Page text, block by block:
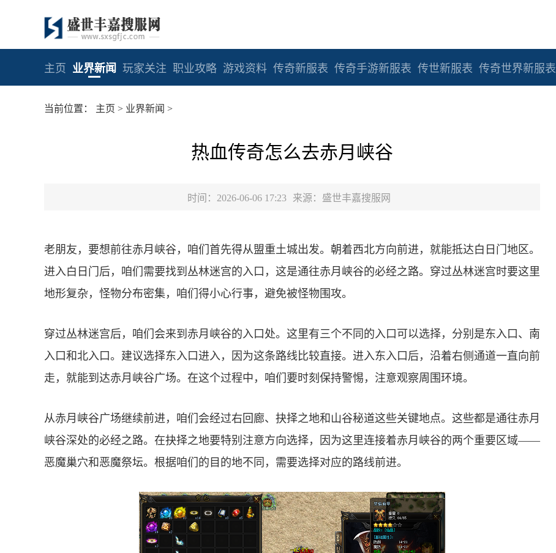
主页 业界新闻 玩家关注 职业攻略 游戏资料 传奇新服表 传奇手游新服表 传世新服表 传奇世界新服表
当前位置： 主页 > 业界新闻 >
热血传奇怎么去赤月峡谷
时间：2026-06-06 17:23 来源：盛世丰嘉搜服网
老朋友，要想前往赤月峡谷，咱们首先得从盟重土城出发。朝着西北方向前进，就能抵达白日门地区。
进入白日门后，咱们需要找到丛林迷宫的入口，这是通往赤月峡谷的必经之路。穿过丛林迷宫时要这里
地形复杂，怪物分布密集，咱们得小心行事，避免被怪物围攻。
穿过丛林迷宫后，咱们会来到赤月峡谷的入口处。这里有三个不同的入口可以选择，分别是东入口、南
入口和北入口。建议选择东入口进入，因为这条路线比较直接。进入东入口后，沿着右侧通道一直向前
走，就能到达赤月峡谷广场。在这个过程中，咱们要时刻保持警惕，注意观察周围环境。
从赤月峡谷广场继续前进，咱们会经过右回廊、抉择之地和山谷秘道这些关键地点。这些都是通往赤月
峡谷深处的必经之路。在抉择之地要特别注意方向选择，因为这里连接着赤月峡谷的两个重要区域——
恶魔巢穴和恶魔祭坛。根据咱们的目的地不同，需要选择对应的路线前进。